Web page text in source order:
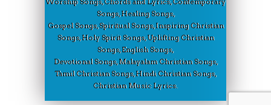
Songs, Healing Songs,
Gospel Songs, Spiritual Songs, Inspiring Christian
Songs, Holy Spirit Songs, Uplifting Christian
Songs, English Songs,
Devotional Songs, Malayalam Christian Songs,
Tamil Christian Songs, Hindi Christian Songs,
Christian Music Lyrics.